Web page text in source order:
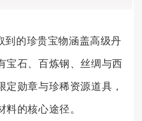
到的珍贵宝物涵盖高级丹
宝石、百炼钢、丝绸与西
勋章与珍稀资源道具，
料的核心途径。